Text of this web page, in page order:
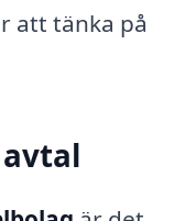
att tänka på